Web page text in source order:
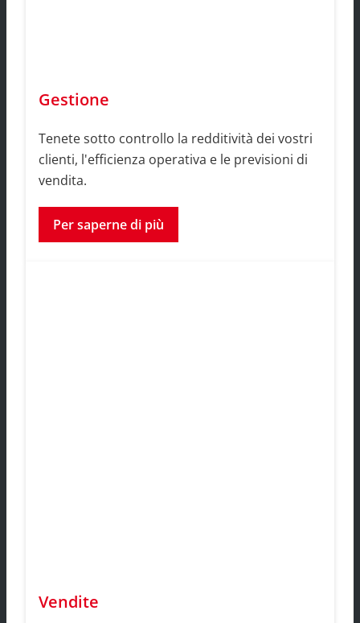
Gestione
Tenete sotto controllo la redditività dei vostri
clienti, l'efficienza operativa e le previsioni di
vendita.
Per saperne di più
Vendite